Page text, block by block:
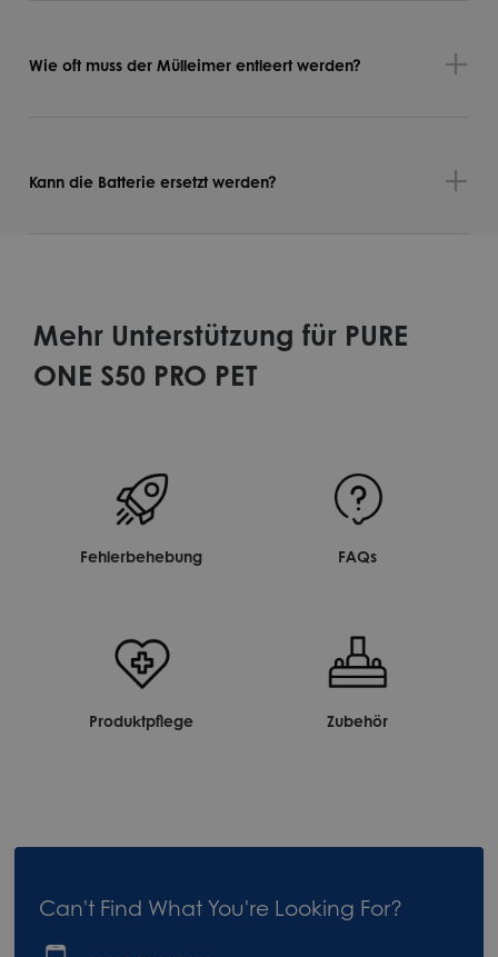
Wie oft muss der Mülleimer entleert werden?
Kann die Batterie ersetzt werden?
Mehr Unterstützung für PURE
ONE S50 PRO PET
Fehlerbehebung FAQs
Produktpflege Zubehör
Can't Find What You're Looking For?